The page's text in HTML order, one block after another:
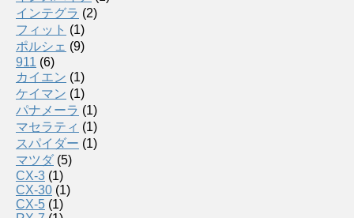
インテグラ (2)
フィット (1)
ポルシェ (9)
911 (6)
カイエン (1)
ケイマン (1)
パナメーラ (1)
マセラティ (1)
スパイダー (1)
マツダ (5)
CX-3 (1)
CX-30 (1)
CX-5 (1)